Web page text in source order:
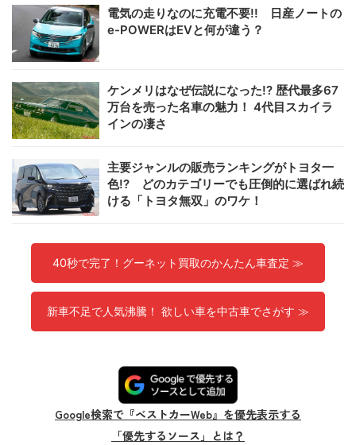
電気の走りなのに充電不要!! 日産ノートの
e-POWERはEVと何が違う？
ケンメリはなぜ伝説になった!? 歴代最多67
万台を売った名車の魅力！ 4代目スカイラ
インの凄さ
主要ジャンルの販売ランキングがトヨタ一
色!? どのカテゴリーでも圧倒的に選ばれ続
ける「トヨタ無双」のワケ！
40秒で完了！グーネット買取のかんたん車査定 ≫
新車不足で人気沸騰！ 欲しい車を中古車でさがす ≫
Google検索で『ベストカーWeb』を優先表示する
「優先するソース」とは？